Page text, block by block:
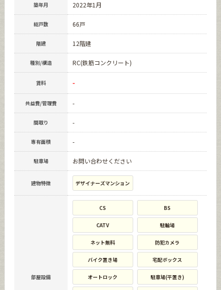
築年月 2022年1月
総戸数 66戸
階建 12階建
種別/構造 RC(鉄筋コンクリート)
賃料 -
共益費/管理費 -
間取り -
専有面積 -
駐車場 お問い合わせください
建物特徴 デザイナーズマンション
部屋設備
CS BS
CATV 駐輪場
ネット無料 防犯カメラ
バイク置き場 宅配ボックス
オートロック 駐車場(平置き)